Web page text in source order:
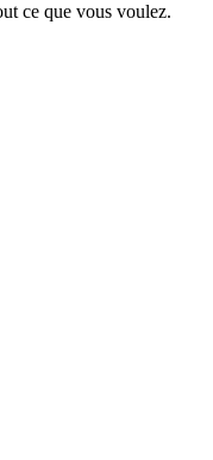
ce que vous voulez.